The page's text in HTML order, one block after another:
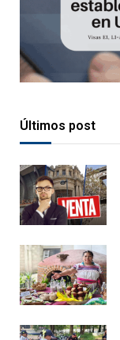
Últimos post